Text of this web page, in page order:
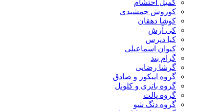
کمیل احتشام
کوروش جمشیدی
کوشا دهقان
کی آرش
کیا دپرس
کیوان اسماعیلی
گرام بند
گرشا رضایی
گروه اپیکور و صادق
گروه باتری و کلونل
گروه پالت
گروه دنگ شو